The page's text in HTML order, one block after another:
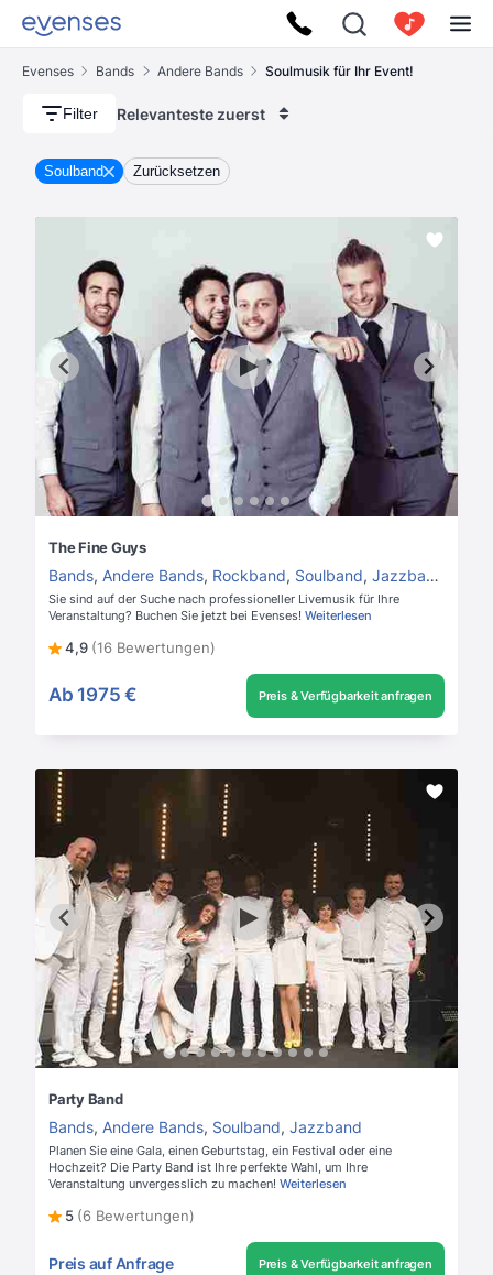
Evenses Bands Andere Bands Soulmusik für Ihr Event!
Filter Relevanteste zuerst
Soulband Zurücksetzen
The Fine Guys
Bands, Andere Bands, Rockband, Soulband, Jazzband
Sie sind auf der Suche nach professioneller Livemusik für Ihre
Veranstaltung? Buchen Sie jetzt bei Evenses! Weiterlesen
4,9 (16 Bewertungen)
Ab 1975 € Preis & Verfügbarkeit anfragen
Party Band
Bands, Andere Bands, Soulband, Jazzband
Planen Sie eine Gala, einen Geburtstag, ein Festival oder eine
Hochzeit? Die Party Band ist Ihre perfekte Wahl, um Ihre
Veranstaltung unvergesslich zu machen! Weiterlesen
5 (6 Bewertungen)
Preis auf Anfrage Preis & Verfügbarkeit anfragen